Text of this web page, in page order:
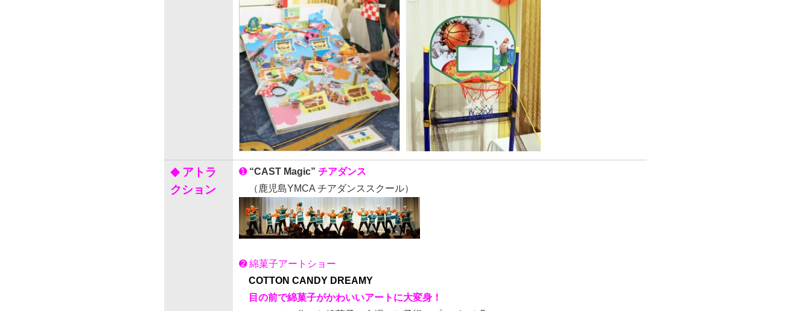
◆ アトラ
クション
➊ “CAST Magic” チアダンス
（鹿児島YMCA チアダンススクール）
➋ 綿菓子アートショー
COTTON CANDY DREAMY
目の前で綿菓子がかわいいアートに大変身！